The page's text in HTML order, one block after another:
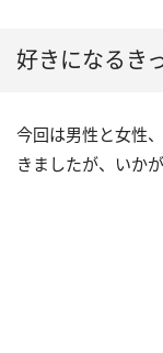
好きになるき
今回は男性と女性
きましたが、いか